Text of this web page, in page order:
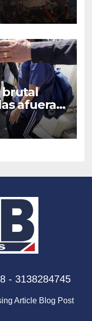
brutal
afueras
- 3138284745
Article Blog Post